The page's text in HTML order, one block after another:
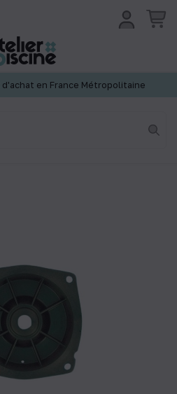
d'achat en France Métropolitaine